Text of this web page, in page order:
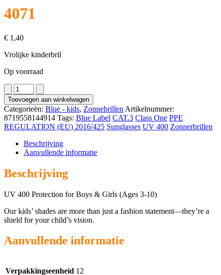
4071
€ 1,40
Vrolijke kinderbril
Op voorraad
4071
aantal
Toevoegen aan winkelwagen
Categorieën: Blue - kids, Zonnebrillen Artikelnummer:
8719558144914 Tags: Blue Label CAT.3 Class One PPE
REGULATION (EU) 2016/425 Sunglasses UV 400 Zonnerbrillen
Beschrijving
Aanvullende informatie
Beschrijving
UV 400 Protection for Boys & Girls (Ages 3-10)
Our kids’ shades are more than just a fashion statement—they’re a
shield for your child’s vision.
Aanvullende informatie
Verpakkingseenheid 12